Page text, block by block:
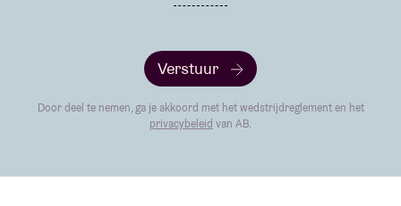
Verstuur
Door deel te nemen, ga je akkoord met het wedstrijdreglement en het
privacybeleid van AB.